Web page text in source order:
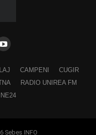
CAMPENI
CUGIR
RADIO UNIREA FM
Sebes INFO